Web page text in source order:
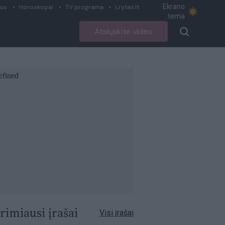
Horoskopai TV programa Lrytas.lt
Ekrano
tema
Atsiųskite video
įrašai Visi įrašai